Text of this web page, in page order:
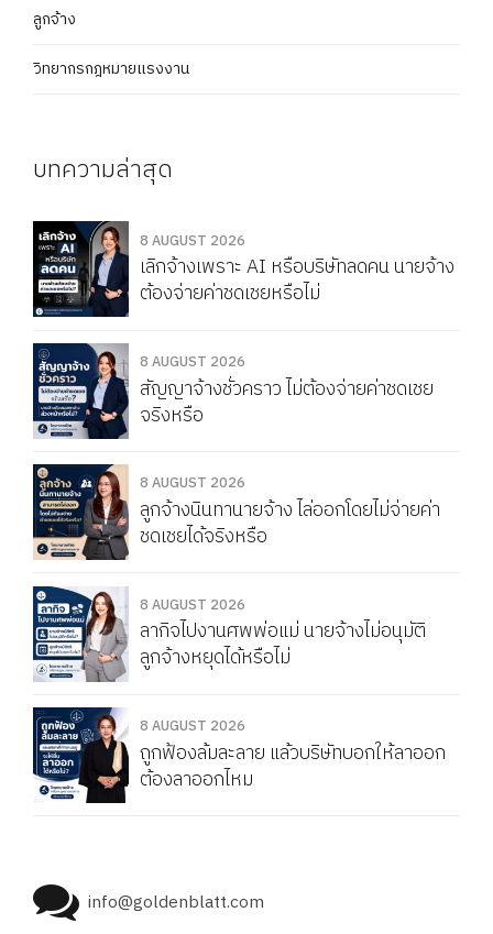
ลูกจ้าง
วิทยากรกฎหมายแรงงาน
บทความล่าสุด
8 AUGUST 2026
เลิกจ้างเพราะ AI หรือบริษัทลดคน นายจ้าง
ต้องจ่ายค่าชดเชยหรือไม่
8 AUGUST 2026
สัญญาจ้างชั่วคราว ไม่ต้องจ่ายค่าชดเชย
จริงหรือ
8 AUGUST 2026
ลูกจ้างนินทานายจ้าง ไล่ออกโดยไม่จ่ายค่า
ชดเชยได้จริงหรือ
8 AUGUST 2026
ลากิจไปงานศพพ่อแม่ นายจ้างไม่อนุมัติ
ลูกจ้างหยุดได้หรือไม่
8 AUGUST 2026
ถูกฟ้องล้มละลาย แล้วบริษัทบอกให้ลาออก
ต้องลาออกไหม
info@goldenblatt.com